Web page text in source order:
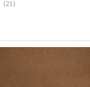
(21)